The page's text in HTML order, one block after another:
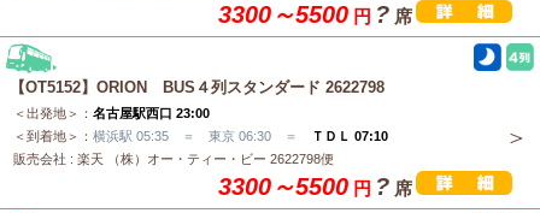
3300～5500 円 ? 席
【OT5152】ORION BUS４列スタンダード 2622798
＜出発地＞： 名古屋駅西口 23:00
＜到着地＞： 横浜駅 05:35 ＝ 東京 06:30 ＝
ＴＤＬ 07:10
販売会社 : 楽天 （株）オー・ティー・ビー 2622798便
3300～5500 円 ? 席